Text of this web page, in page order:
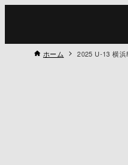
ホーム 2025 U-13 横浜